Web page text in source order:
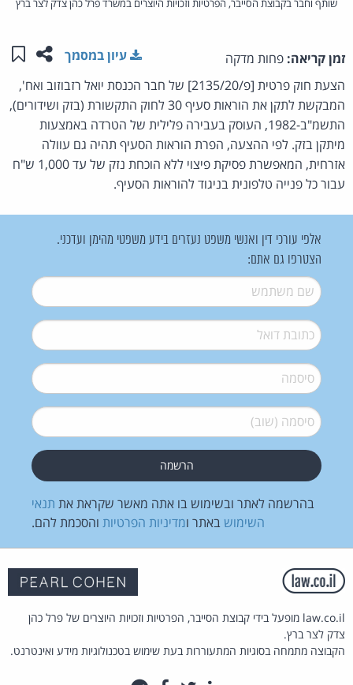
שותף וחבר בקבוצת הסייבר, הפרטיות וזכויות היוצרים במשרד פרל כהן צדק לצר ברץ
זמן קריאה: פחות מדקה שתפו
עיון במסמך
הצעת חוק פרטית [פ/2135/20] של חבר הכנסת יואל רזבוזוב ואח',
המבקשת לתקן את הוראות סעיף 30 לחוק התקשורת (בזק ושידורים),
התשמ"ב-1982, העוסק בעבירה פלילית של הטרדה באמצעות
מיתקן בזק. לפי ההצעה, הפרת הוראות הסעיף תהיה גם עוולה
אזרחית, המאפשרת פסיקת פיצוי ללא הוכחת נזק של עד 1,000 ש"ח
עבור כל פנייה טלפונית בניגוד להוראות הסעיף.
אלפי עורכי דין ואנשי משפט נעזרים בידע משפטי מהימן ועדכני.
הצטרפו גם אתם:
שם משתמש*
דואל*
סיסמה*
סיסמה (שוב)*
בהרשמה לאתר ובשימוש בו אתה מאשר שקראת את תנאי
השימוש באתר ומדיניות הפרטיות והסכמת להם.
law.co.il מופעל בידי קבוצת הסייבר, הפרטיות וזכויות היוצרים של פרל כהן
צדק לצר ברץ.
הקבוצה מתמחה בסוגיות המתעוררות בעת שימוש בטכנולוגיות מידע ואינטרנט.